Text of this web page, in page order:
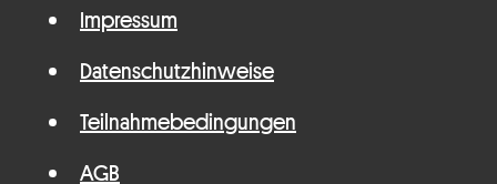
Impressum
Datenschutzhinweise
Teilnahmebedingungen
AGB